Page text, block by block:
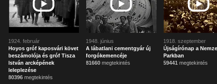
1924. február
Hoyos gróf kaposvári követ
beszámolója és gróf Tisza
István arcképének
leleplezése
80396 megtekintés
1948. június
A lábatlani cementgyár új
forgókemencéje
81660 megtekintés
1918. szeptember
Újságírónap a
Parkban
59441 megtekintés